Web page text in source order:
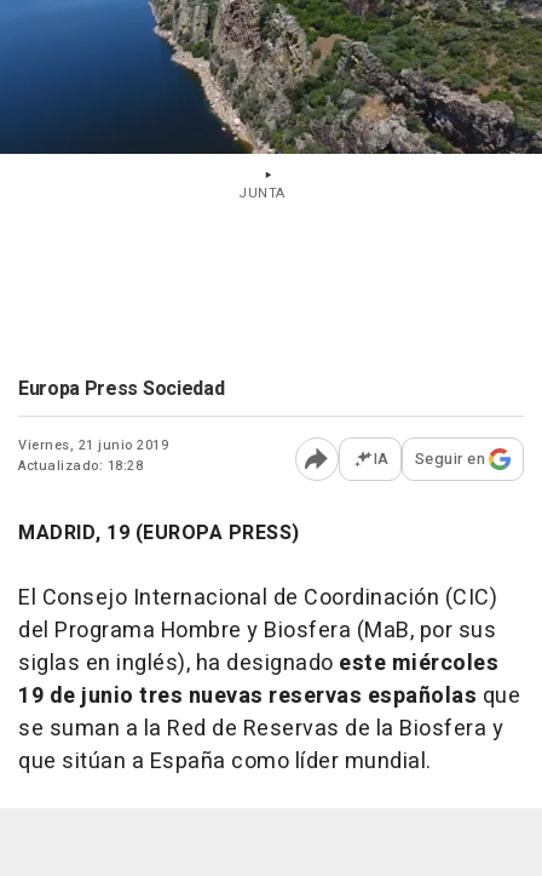
JUNTA
Europa Press Sociedad
Viernes, 21 junio 2019
Actualizado: 18:28
Abrir opciones para
IA Seguir en
MADRID, 19 (EUROPA PRESS)
El Consejo Internacional de Coordinación (CIC)
del Programa Hombre y Biosfera (MaB, por sus
siglas en inglés), ha designado este miércoles
19 de junio tres nuevas reservas españolas que
se suman a la Red de Reservas de la Biosfera y
que sitúan a España como líder mundial.